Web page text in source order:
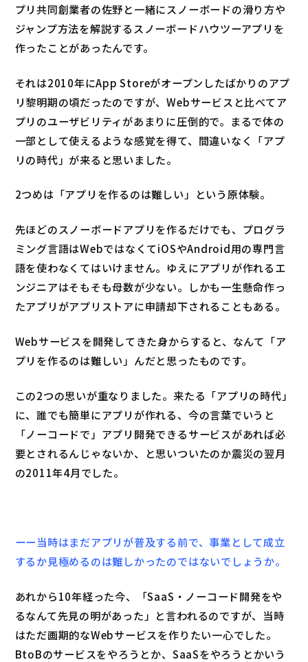
プリ共同創業者の佐野と一緒にスノーボードの滑り方や
ジャンプ方法を解説するスノーボードハウツーアプリを
作ったことがあったんです。
それは2010年にApp Storeがオープンしたばかりのアプ
リ黎明期の頃だったのですが、Webサービスと比べてア
プリのユーザビリティがあまりに圧倒的で。まるで体の
一部として使えるような感覚を得て、間違いなく「アプ
リの時代」が来ると思いました。
2つめは「アプリを作るのは難しい」という原体験。
先ほどのスノーボードアプリを作るだけでも、プログラ
ミング言語はWebではなくてiOSやAndroid用の専門言
語を使わなくてはいけません。ゆえにアプリが作れるエ
ンジニアはそもそも母数が少ない。しかも一生懸命作っ
たアプリがアプリストアに申請却下されることもある。
Webサービスを開発してきた身からすると、なんて「ア
プリを作るのは難しい」んだと思ったものです。
この2つの思いが重なりました。来たる「アプリの時代」
に、誰でも簡単にアプリが作れる、今の言葉でいうと
「ノーコードで」アプリ開発できるサービスがあれば必
要とされるんじゃないか、と思いついたのか震災の翌月
の2011年4月でした。
ーー当時はまだアプリが普及する前で、事業として成立
するか見極めるのは難しかったのではないでしょうか。
あれから10年経った今、「SaaS・ノーコード開発をや
るなんて先見の明があった」と言われるのですが、当時
はただ画期的なWebサービスを作りたい一心でした。
BtoBのサービスをやろうとか、SaaSをやろうとかいう